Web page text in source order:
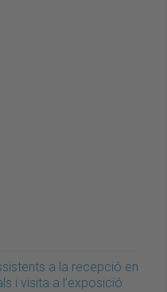
a la recepció en
i visita a l’exposició